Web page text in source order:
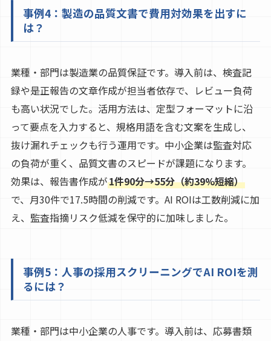
事例4：製造の品質文書で費用対効果を出すに
は？
業種・部門は製造業の品質保証です。導入前は、検査記
録や是正報告の文章作成が担当者依存で、レビュー負荷
も高い状況でした。活用方法は、定型フォーマットに沿
って要点を入力すると、規格用語を含む文案を生成し、
抜け漏れチェックも行う運用です。中小企業は監査対応
の負荷が重く、品質文書のスピードが課題になります。
効果は、報告書作成が1件90分→55分（約39%短縮）
で、月30件で17.5時間の削減です。AI ROIは工数削減に加
え、監査指摘リスク低減を保守的に加味しました。
事例5：人事の採用スクリーニングでAI ROIを測
るには？
業種・部門は中小企業の人事です。導入前は、応募書類